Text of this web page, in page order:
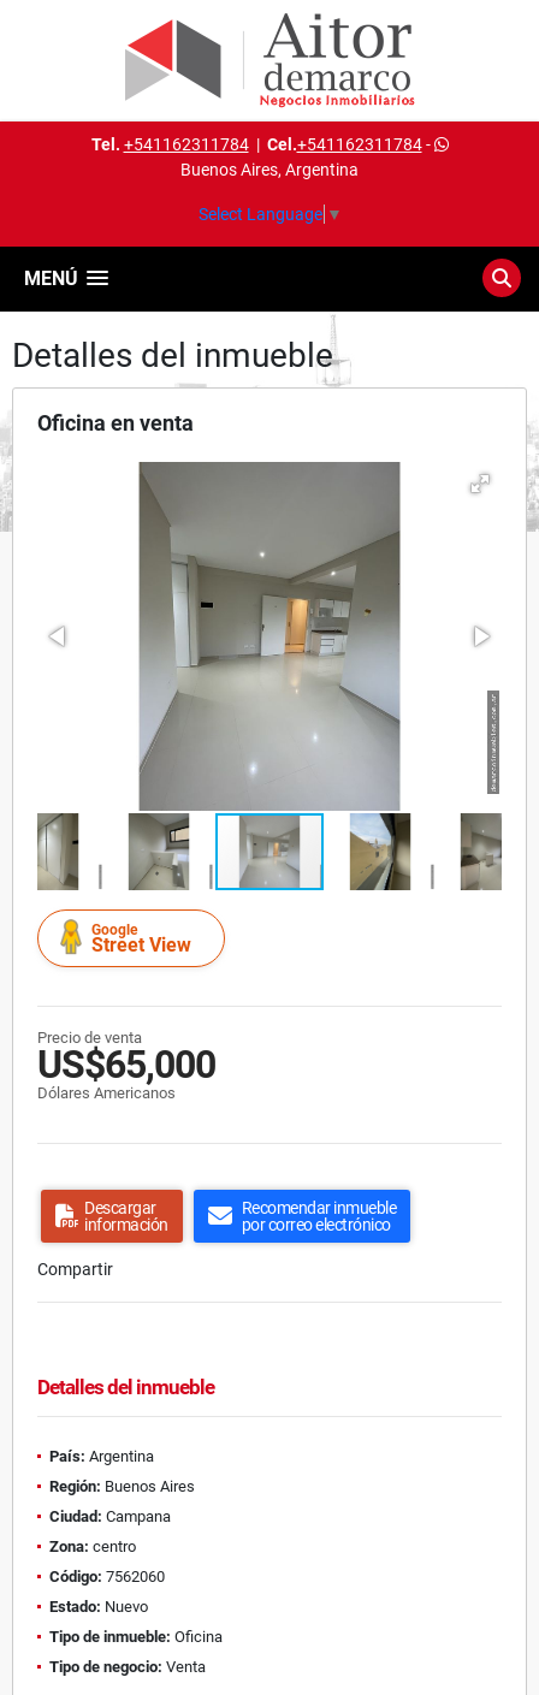
Tel. +541162311784| Cel.+541162311784-
Buenos Aires, Argentina
Select Language ▼
MENÚ
Detalles del inmueble
Oficina en venta
Google
Street View
Precio de venta
US$65,000
Dólares Americanos
Descargar
información
Recomendar inmueble
por correo electrónico
Compartir
Detalles del inmueble
País: Argentina
Región: Buenos Aires
Ciudad: Campana
Zona: centro
Código: 7562060
Estado: Nuevo
Tipo de inmueble: Oficina
Tipo de negocio: Venta